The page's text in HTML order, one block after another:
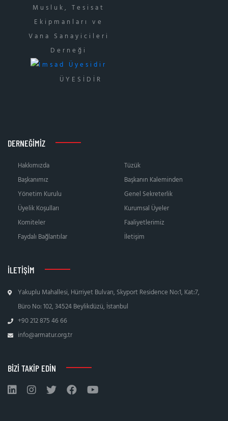
ÜYESİDİR
DERNEĞIMIZ
Hakkımızda
Tüzük
Başkanımız
Başkanın Kaleminden
Yönetim Kurulu
Genel Sekreterlik
Üyelik Koşulları
Kurumsal Üyeler
Komiteler
Faaliyetlerimiz
Faydalı Bağlantılar
İletişim
İLETIŞIM
Yakuplu Mahallesi, Hürriyet Bulvarı, Skyport Residence No:1, Kat:7,
Büro No: 102, 34524 Beylikdüzü, İstanbul
+90 212 875 46 66
info@armatur.org.tr
BIZI TAKIP EDIN